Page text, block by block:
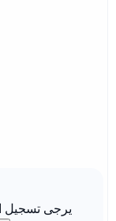
يرجى تسجيل